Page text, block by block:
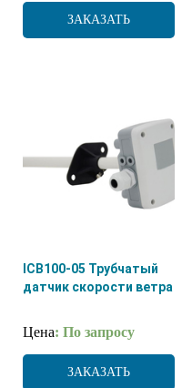
ЗАКАЗАТЬ
ICB100-05 Трубчатый
датчик скорости ветра
Цена: По запросу
ЗАКАЗАТЬ